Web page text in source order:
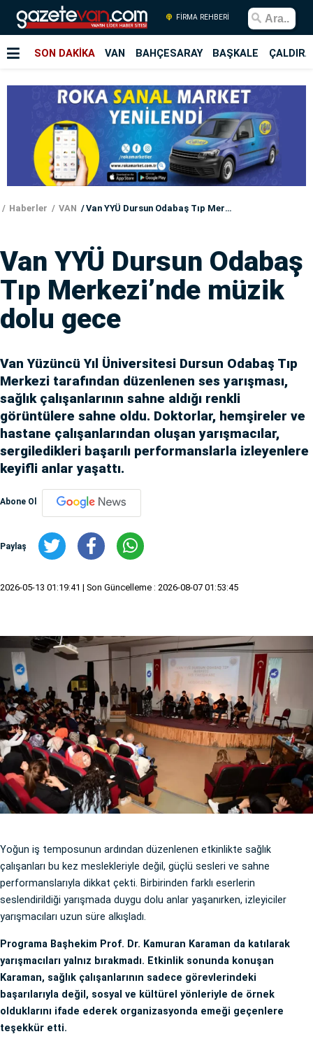
FİRMA REHBERİ
SON DAKİKA VAN BAHÇESARAY BAŞKALE
Haberler VAN Van YYÜ Dursun Odabaş Tıp Merkezi’nde müzik dolu gece
Van YYÜ Dursun Odabaş
Tıp Merkezi’nde müzik
dolu gece
Van Yüzüncü Yıl Üniversitesi Dursun Odabaş Tıp
Merkezi tarafından düzenlenen ses yarışması,
sağlık çalışanlarının sahne aldığı renkli
görüntülere sahne oldu. Doktorlar, hemşireler ve
hastane çalışanlarından oluşan yarışmacılar,
sergiledikleri başarılı performanslarla izleyenlere
keyifli anlar yaşattı.
Abone Ol
Paylaş
2026-05-13 01:19:41 | Son Güncelleme : 2026-08-07 01:53:45
Yoğun iş temposunun ardından düzenlenen etkinlikte sağlık
çalışanları bu kez meslekleriyle değil, güçlü sesleri ve sahne
performanslarıyla dikkat çekti. Birbirinden farklı eserlerin
seslendirildiği yarışmada duygu dolu anlar yaşanırken, izleyiciler
yarışmacıları uzun süre alkışladı.
Programa Başhekim Prof. Dr. Kamuran Karaman da katılarak
yarışmacıları yalnız bırakmadı. Etkinlik sonunda konuşan
Karaman, sağlık çalışanlarının sadece görevlerindeki
başarılarıyla değil, sosyal ve kültürel yönleriyle de örnek
olduklarını ifade ederek organizasyonda emeği geçenlere
teşekkür etti.